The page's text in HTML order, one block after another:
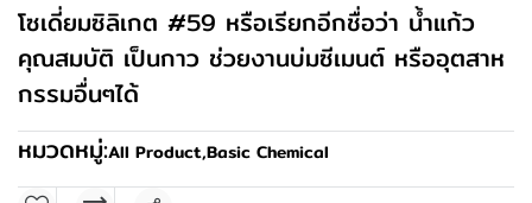
โซเดี่ยมซิลิเกต #59 หรือเรียกอีกชื่อว่า น้ำแก้ว
คุณสมบัติ เป็นกาว ช่วยงานบ่มซีเมนต์ หรืออุตสาห
กรรมอื่นๆได้
หมวดหมู่:All Product,Basic Chemical